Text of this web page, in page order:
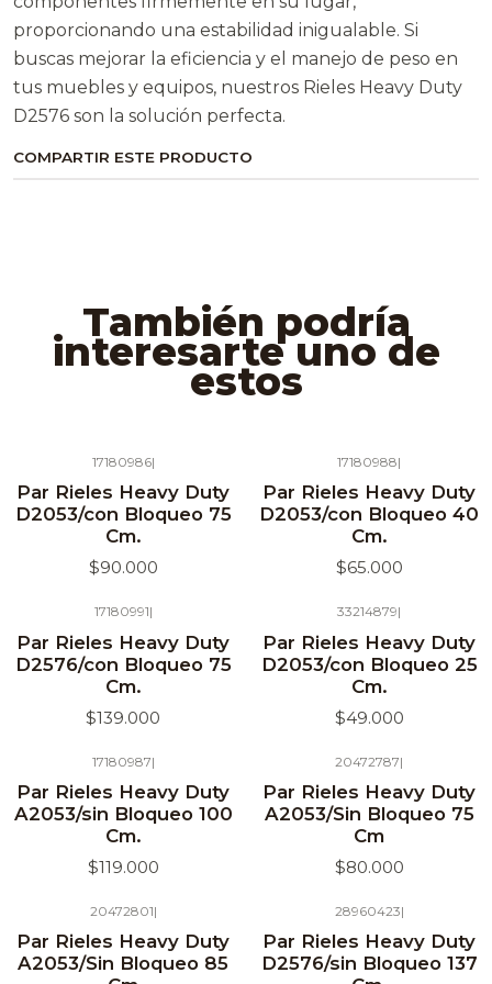
proporcionando una estabilidad inigualable. Si
buscas mejorar la eficiencia y el manejo de peso en
tus muebles y equipos, nuestros Rieles Heavy Duty
D2576 son la solución perfecta.
COMPARTIR ESTE PRODUCTO
También podría
interesarte uno de
estos
17180986|
Par Rieles Heavy Duty
D2053/con Bloqueo 75
Cm.
$90.000
17180988|
Par Rieles Heavy Duty
D2053/con Bloqueo 40
Cm.
$65.000
17180991|
Par Rieles Heavy Duty
D2576/con Bloqueo 75
Cm.
$139.000
33214879|
Par Rieles Heavy Duty
D2053/con Bloqueo 25
Cm.
$49.000
17180987|
Par Rieles Heavy Duty
A2053/sin Bloqueo 100
Cm.
$119.000
20472787|
Par Rieles Heavy Duty
A2053/Sin Bloqueo 75
Cm
$80.000
20472801|
Par Rieles Heavy Duty
A2053/Sin Bloqueo 85
28960423|
Par Rieles Heavy Duty
D2576/sin Bloqueo 137